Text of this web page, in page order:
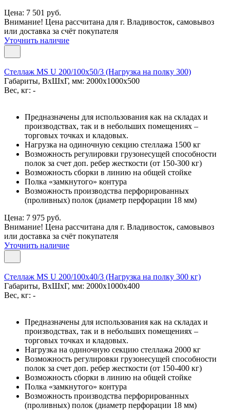
Цена: 7 501 руб.
Внимание! Цена рассчитана для г. Владивосток, самовывоз
или доставка за счёт покупателя
Уточнить наличие
Стеллаж MS U 200/100x50/3 (Нагрузка на полку 300)
Габариты, ВxШxГ, мм: 2000x1000x500
Вес, кг: -
Предназначены для использования как на складах и
производствах, так и в небольших помещениях –
торговых точках и кладовых.
Нагрузка на одиночную секцию стеллажа 1500 кг
Возможность регулировки грузонесущей способности
полок за счет доп. ребер жесткости (от 150-300 кг)
Возможность сборки в линию на общей стойке
Полка «замкнутого» контура
Возможность производства перфорированных
(проливных) полок (диаметр перфорации 18 мм)
Цена: 7 975 руб.
Внимание! Цена рассчитана для г. Владивосток, самовывоз
или доставка за счёт покупателя
Уточнить наличие
Стеллаж MS U 200/100x40/3 (Нагрузка на полку 300 кг)
Габариты, ВxШxГ, мм: 2000x1000x400
Вес, кг: -
Предназначены для использования как на складах и
производствах, так и в небольших помещениях –
торговых точках и кладовых.
Нагрузка на одиночную секцию стеллажа 2000 кг
Возможность регулировки грузонесущей способности
полок за счет доп. ребер жесткости (от 150-400 кг)
Возможность сборки в линию на общей стойке
Полка «замкнутого» контура
Возможность производства перфорированных
(проливных) полок (диаметр перфорации 18 мм)